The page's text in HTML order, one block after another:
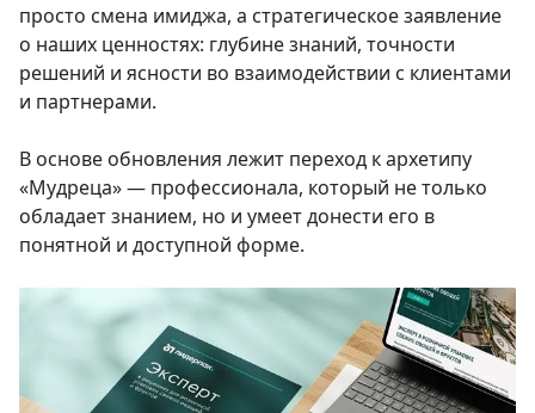
просто смена имиджа, а стратегическое заявление
о наших ценностях: глубине знаний, точности
решений и ясности во взаимодействии с клиентами
и партнерами.
В основе обновления лежит переход к архетипу
«Мудреца» — профессионала, который не только
обладает знанием, но и умеет донести его в
понятной и доступной форме.